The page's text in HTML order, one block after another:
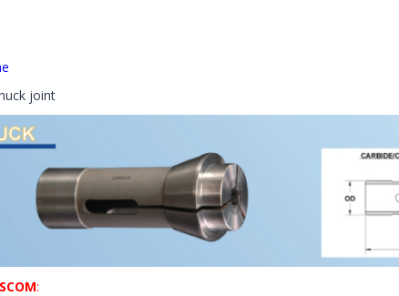
joint
: